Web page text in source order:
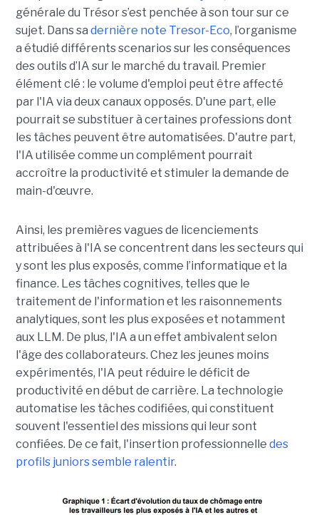
générale du Trésor s’est penchée à son tour sur ce
sujet. Dans sa dernière note Tresor-Eco, l’organisme
a étudié différents scenarios sur les conséquences
des outils d’IA sur le marché du travail. Premier
élément clé : le volume d'emploi peut être affecté
par l'IA via deux canaux opposés. D'une part, elle
pourrait se substituer à certaines professions dont
les tâches peuvent être automatisées. D'autre part,
l'IA utilisée comme un complément pourrait
accroître la productivité et stimuler la demande de
main-d'œuvre.
Ainsi, les premières vagues de licenciements
attribuées à l'IA se concentrent dans les secteurs qui
y sont les plus exposés, comme l’informatique et la
finance. Les tâches cognitives, telles que le
traitement de l'information et les raisonnements
analytiques, sont les plus exposées et notamment
aux LLM. De plus, l'IA a un effet ambivalent selon
l'âge des collaborateurs. Chez les jeunes moins
expérimentés, l'IA peut réduire le déficit de
productivité en début de carrière. La technologie
automatise les tâches codifiées, qui constituent
souvent l'essentiel des missions qui leur sont
confiées. De ce fait, l'insertion professionnelle des
profils juniors semble ralentir.